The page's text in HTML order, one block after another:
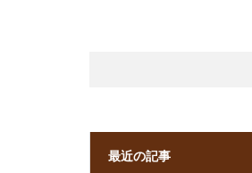
最近の記事